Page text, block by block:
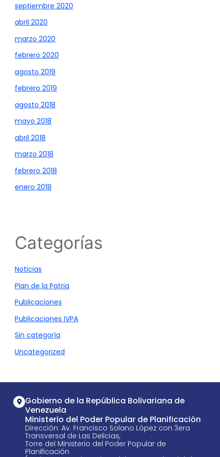
septiembre 2020
abril 2020
marzo 2020
febrero 2020
agosto 2019
febrero 2019
agosto 2018
mayo 2018
abril 2018
marzo 2018
febrero 2018
enero 2018
Categorías
Noticias
Plan de la Patria
Publicaciones
Publicaciones IVPA
Sin categoría
Uncategorized
Gobierno de la República Bolivariana de
Venezuela
Ministerio del Poder Popular de Planificación
Dirección: Av. Francisco Solano López con 3era
Transversal de Las Delicias,
Torre del Ministerio del Poder Popular de
Planificación